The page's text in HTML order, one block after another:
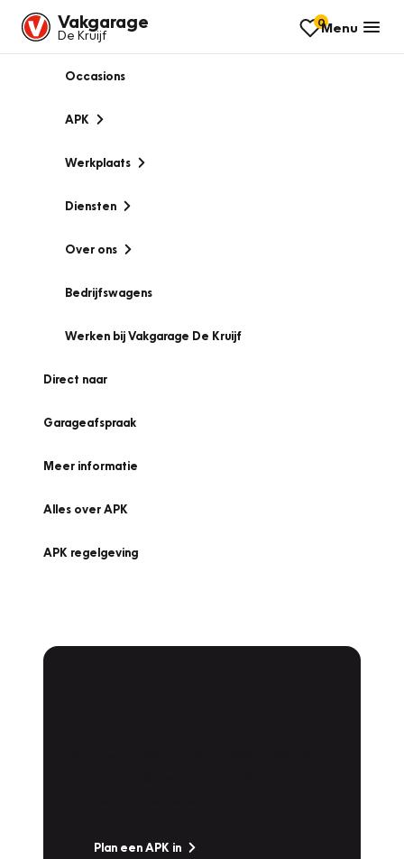
Vakgarage
De Kruijf
0Menu
Occasions
APK
Werkplaats
Diensten
Over ons
Bedrijfswagens
Werken bij Vakgarage De Kruijf
Direct naar
Garageafspraak
Meer informatie
Alles over APK
APK regelgeving
Plan een APK in